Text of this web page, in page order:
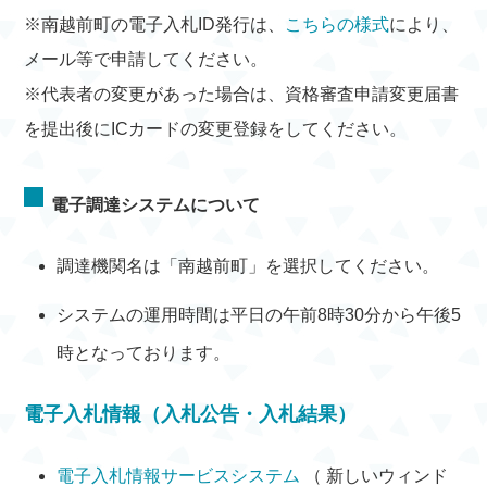
※南越前町の電子入札ID発行は、 こちらの様式により、
メール等で申請してください。
※代表者の変更があった場合は、資格審査申請変更届書
を提出後にICカードの変更登録をしてください。
電子調達システムについて
調達機関名は「南越前町」を選択してください。
システムの運用時間は平日の午前8時30分から午後5
時となっております。
電子入札情報（入札公告・入札結果）
電子入札情報サービスシステム （ 新しいウィンド